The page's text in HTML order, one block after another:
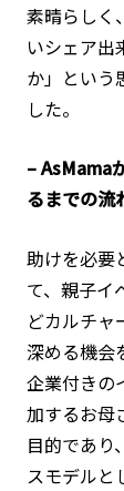
素晴らしく
いシェア出
か」という
した。
– AsMama
るまでの流
助けを必要
て、親子イ
どカルチャ
深める機会
企業付きの
加するお母
目的であり
スモデルと